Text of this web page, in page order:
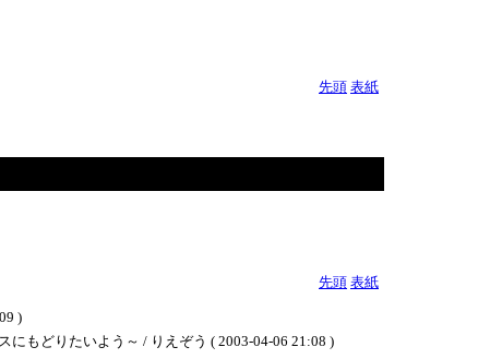
先頭 表紙
先頭 表紙
)
もどりたいよう～ / りえぞう ( 2003-04-06 21:08 )